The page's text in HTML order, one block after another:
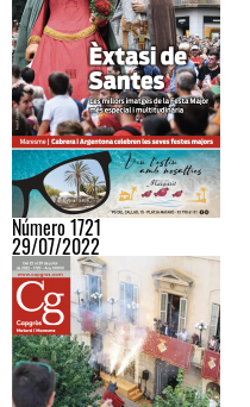
Número 1721
29/07/2022